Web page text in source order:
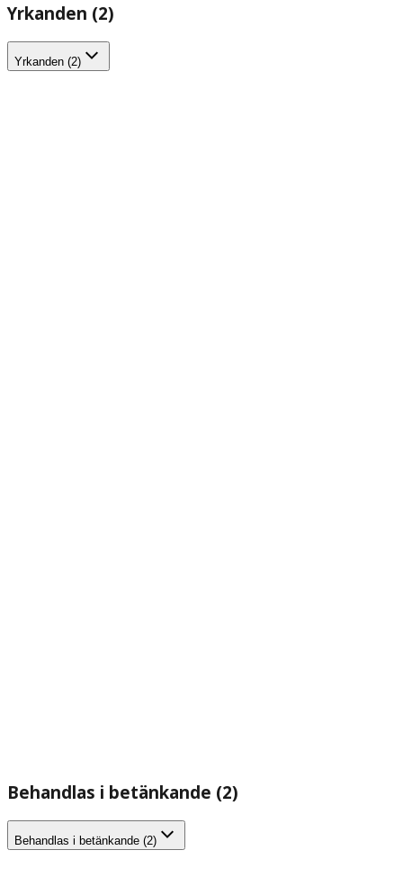
Yrkanden (2)
Yrkanden (2)
Behandlas i betänkande (2)
Behandlas i betänkande (2)